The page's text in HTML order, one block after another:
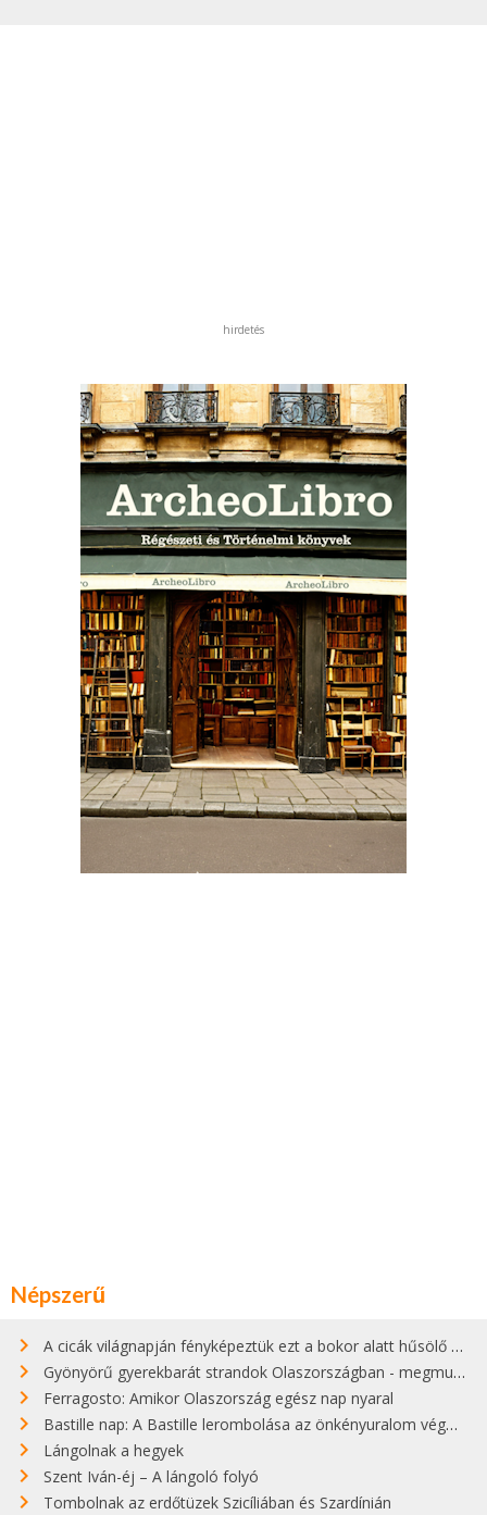
hirdetés
Népszerű
A cicák világnapján fényképeztük ezt a bokor alatt hűsölő cicát Kisorosziban
Gyönyörű gyerekbarát strandok Olaszországban - megmutatjuk a 15 legjobbat
Ferragosto: Amikor Olaszország egész nap nyaral
Bastille nap: A Bastille lerombolása az önkényuralom végét jelentette
Lángolnak a hegyek
Szent Iván-éj – A lángoló folyó
Tombolnak az erdőtüzek Szicíliában és Szardínián